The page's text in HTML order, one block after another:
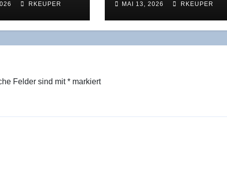
RKEUPER
brik in der
Restrukturierung
MAI 13, 2026 RKEUPER
Felder sind mit* markiert